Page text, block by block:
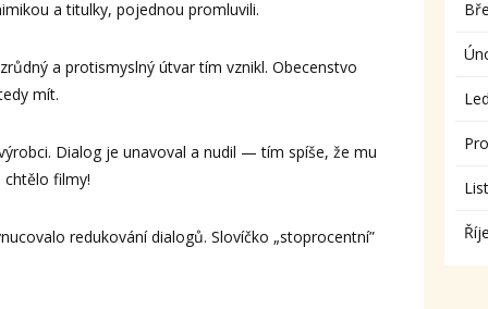
a titulky, pojednou promluvili.
a protismyslný útvar tím vznikl. Obecenstvo
mít.
Dialog je unavoval a nudil — tím spíše, že mu
filmy!
redukování dialogů. Slovíčko „stoprocentní”